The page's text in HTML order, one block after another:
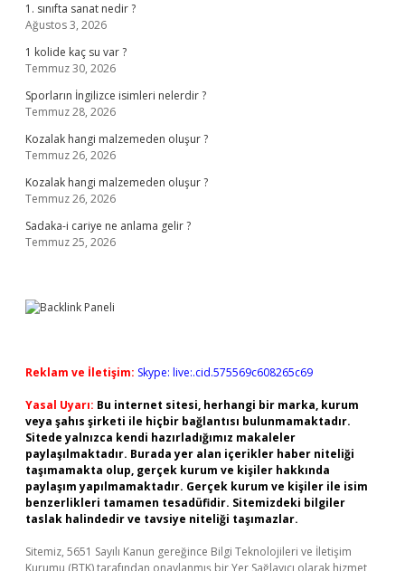
1. sınıfta sanat nedir ?
Ağustos 3, 2026
1 kolide kaç su var ?
Temmuz 30, 2026
Sporların İngilizce isimleri nelerdir ?
Temmuz 28, 2026
Kozalak hangi malzemeden oluşur ?
Temmuz 26, 2026
Kozalak hangi malzemeden oluşur ?
Temmuz 26, 2026
Sadaka-i cariye ne anlama gelir ?
Temmuz 25, 2026
Reklam ve İletişim: Skype: live:.cid.575569c608265c69
Yasal Uyarı: Bu internet sitesi, herhangi bir marka, kurum
veya şahıs şirketi ile hiçbir bağlantısı bulunmamaktadır.
Sitede yalnızca kendi hazırladığımız makaleler
paylaşılmaktadır. Burada yer alan içerikler haber niteliği
taşımamakta olup, gerçek kurum ve kişiler hakkında
paylaşım yapılmamaktadır. Gerçek kurum ve kişiler ile isim
benzerlikleri tamamen tesadüfidir. Sitemizdeki bilgiler
taslak halindedir ve tavsiye niteliği taşımazlar.
Sitemiz, 5651 Sayılı Kanun gereğince Bilgi Teknolojileri ve İletişim
Kurumu (BTK) tarafından onaylanmış bir Yer Sağlayıcı olarak hizmet